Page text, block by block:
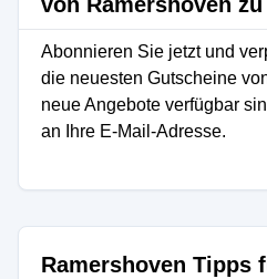
Abonnieren Sie jetzt und
die neuesten Gutscheine
neue Angebote verfügbar
an Ihre E-Mail-Adresse.
Ramershoven Tipps